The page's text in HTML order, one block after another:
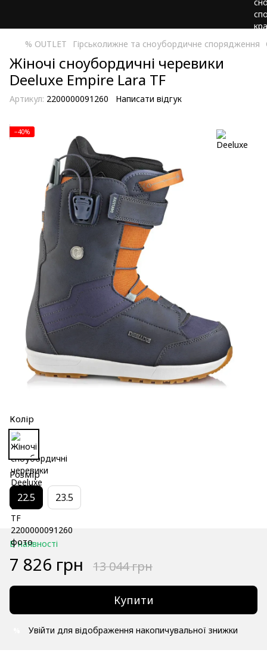
% OUTLET Гірськолижне та сноубордичне спорядження
Жіночі сноубордичні черевики
Deeluxe Empire Lara TF
Артикул: 2200000091260 Написати відгук
−40%
Колір
Розмір
22.5 23.5
В наявності
7 826 грн 13 044 грн
Купити
Увійти для відображення накопичувальної знижки